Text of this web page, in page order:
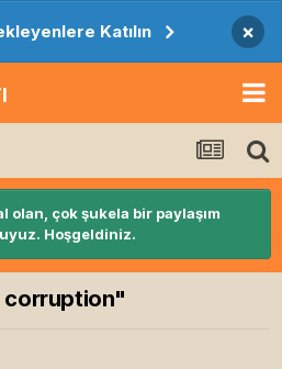
Katılın ×
çok şukela bir paylaşım
Hoşgeldiniz.
corruption"